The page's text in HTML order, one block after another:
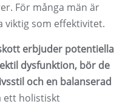
För många män är
viktig som effektivitet.
erbjuder potentiella
dysfunktion, bör de
och en balanserad
ett holistiskt